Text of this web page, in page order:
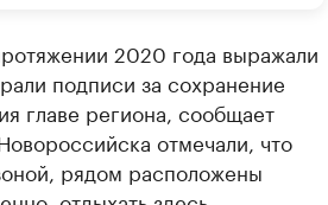
2020 года выражали
подписи за сохранение
главе региона, сообщает
отмечали, что
рядом расположены